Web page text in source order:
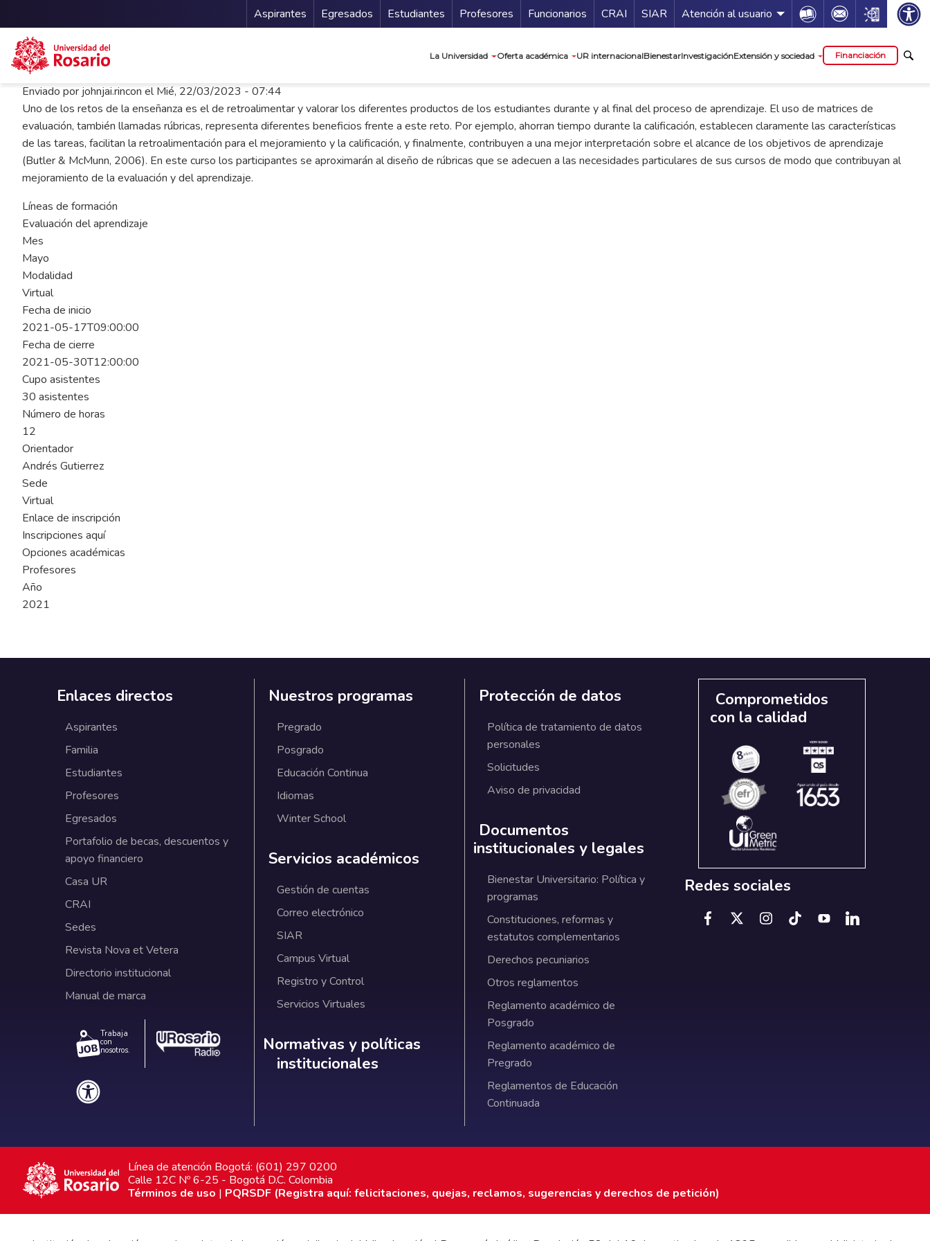
Pasar al contenido principal
Menu Secundario
Aspirantes Egresados Estudiantes Profesores Funcionarios Guía de servicios
CRAI SIAR Atención al usuario Icon Icon Icon
La Universidad Oferta académica UR internacionalBienestarInvestigaciónExtensión y sociedad Financiación
Enviado por johnjai.rincon elMié, 22/03/2023 - 07:44
Uno de los retos de la enseñanza es el de retroalimentar y valorar los diferentes productos de los estudiantes durante y al final del proceso de aprendizaje. El uso de matrices de
evaluación, también llamadas rúbricas, representa diferentes beneficios frente a este reto. Por ejemplo, ahorran tiempo durante la calificación, establecen claramente las características
de las tareas, facilitan la retroalimentación para el mejoramiento y la calificación, y finalmente, contribuyen a una mejor interpretación sobre el alcance de los objetivos de aprendizaje
(Butler & McMunn, 2006). En este curso los participantes se aproximarán al diseño de rúbricas que se adecuen a las necesidades particulares de sus cursos de modo que contribuyan al
mejoramiento de la evaluación y del aprendizaje.
Líneas de formación
Evaluación del aprendizaje
Mes
Mayo
Modalidad
Virtual
Fecha de inicio
2021-05-17T09:00:00
Fecha de cierre
2021-05-30T12:00:00
Cupo asistentes
30 asistentes
Número de horas
12
Orientador
Andrés Gutierrez
Sede
Virtual
Enlace de inscripción
Inscripciones aquí
Opciones académicas
Profesores
Año
2021
Enlaces directos
Aspirantes
Familia
Estudiantes
Profesores
Egresados
Portafolio de becas, descuentos y
apoyo financiero
Casa UR
CRAI
Sedes
Revista Nova et Vetera
Directorio institucional
Manual de marca
Trabaja
con
nosotros.
Nuestros programas
Pregrado
Posgrado
Educación Continua
Idiomas
Winter School
Servicios académicos
Gestión de cuentas
Correo electrónico
SIAR
Campus Virtual
Registro y Control
Servicios Virtuales
Normativas y políticas institucionales
Normativas y políticas
institucionales
Protección de datos
Política de tratamiento de datos
personales
Solicitudes
Aviso de privacidad
Documentos
institucionales y legales
Bienestar Universitario: Política y
programas
Constituciones, reformas y
estatutos complementarios
Derechos pecuniarios
Otros reglamentos
Reglamento académico de
Posgrado
Reglamento académico de
Pregrado
Reglamentos de Educación
Continuada
Comprometidos
con la calidad
Redes sociales
Línea de atención Bogotá: (601) 297 0200
Calle 12C Nº 6-25 - Bogotá D.C. Colombia
Términos de uso | PQRSDF (Registra aquí: felicitaciones, quejas, reclamos, sugerencias y derechos de petición)